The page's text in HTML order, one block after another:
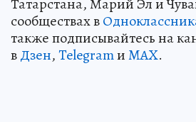
сообществах в
также подписывайтесь на
вДзен,TelegramиMAX.